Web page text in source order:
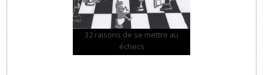
32 raisons de se mettre au
échecs